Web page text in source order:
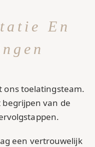
En
ons toelatingsteam.
van de
een vertrouwelijk